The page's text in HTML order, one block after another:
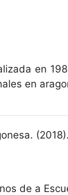
en
en
de a